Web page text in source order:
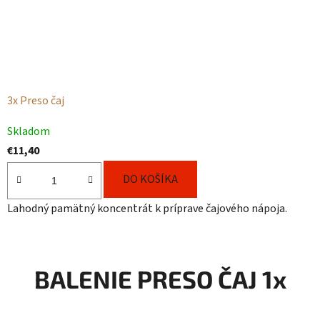
3x Preso čaj
hodnotenie
produktu
4,7
z
Skladom
€11,40
DO KOŠÍKA
Lahodný pamätný koncentrát k príprave čajového nápoja.
BALENIE PRESO ČAJ 1x